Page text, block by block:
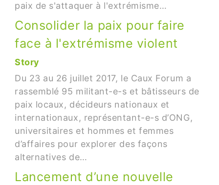
paix de s'attaquer à l'extrémisme…
Consolider la paix pour faire
face à l'extrémisme violent
Story
Du 23 au 26 juillet 2017, le Caux Forum a
rassemblé 95 militant-e-s et bâtisseurs de
paix locaux, décideurs nationaux et
internationaux, représentant-e-s d’ONG,
universitaires et hommes et femmes
d’affaires pour explorer des façons
alternatives de…
Lancement d’une nouvelle